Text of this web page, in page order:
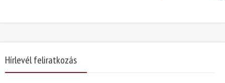
Hírlevél feliratkozás